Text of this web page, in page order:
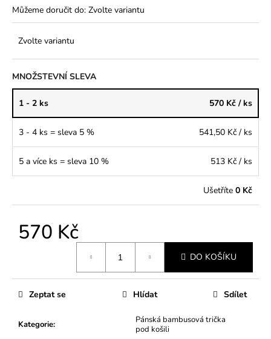
Můžeme doručit do: Zvolte variantu
Zvolte variantu
MNOŽSTEVNÍ SLEVA
1 - 2 ks 570 Kč / ks
3 - 4 ks = sleva 5 % 541,50 Kč / ks
5 a více ks = sleva 10 % 513 Kč / ks
Ušetříte 0 Kč
570 Kč
DO KOŠÍKU
Kategorie:
Pánská bambusová trička
pod košili
Zeptat se Hlídat Sdílet